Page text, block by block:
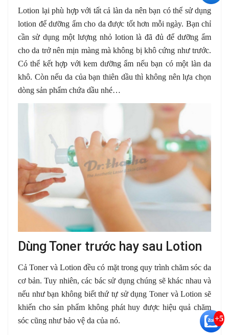
Lotion lại phù hợp với tất cả làn da nên bạn có thể sử dụng
lotion để dưỡng ẩm cho da được tốt hơn mỗi ngày. Bạn chỉ
cần sử dụng một lượng nhỏ lotion là đã đủ để dưỡng ẩm
cho da trở nên mịn màng mà không bị khô cứng như trước.
Có thể kết hợp với kem dưỡng ẩm nếu bạn có một làn da
khô. Còn nếu da của bạn thiên dầu thì không nên lựa chọn
dòng sản phẩm chứa dầu nhé…
Dùng Toner trước hay sau Lotion
Cả Toner và Lotion đều có mặt trong quy trình chăm sóc da
cơ bản. Tuy nhiên, các bác sử dụng chúng sẽ khác nhau và
nếu như bạn không biết thứ tự sử dụng Toner và Lotion sẽ
khiến cho sản phẩm không phát huy được hiệu quả chăm
sóc cũng như bảo vệ da của nó.
+5